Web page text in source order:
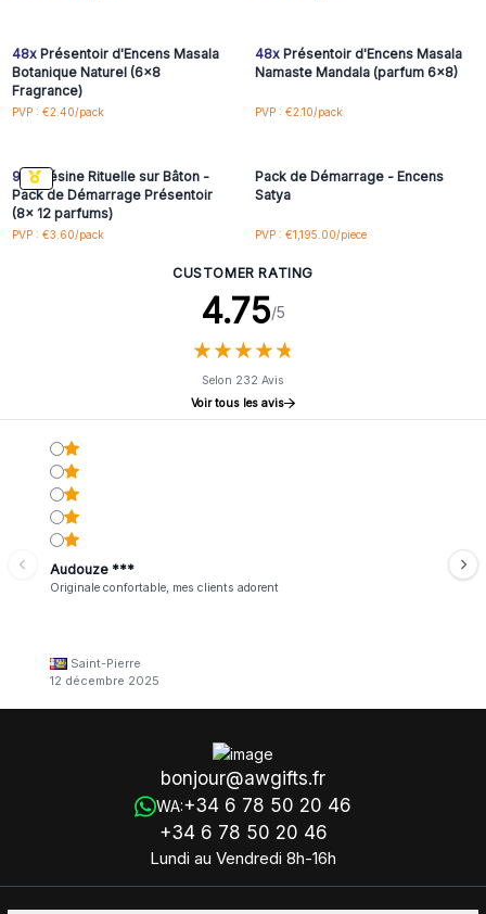
48xPrésentoir d'Encens Masala
Botanique Naturel (6x8
Fragrance)
PVP : €2.40/pack
48xPrésentoir d'Encens Masala
Namaste Mandala (parfum 6x8)
PVP : €2.10/pack
Connectez-vous ou
96xRésine Rituelle sur Bâton -
Pack de Démarrage Présentoir
(8x 12 parfums)
PVP : €3.60/pack
Connectez-vous ou
Pack de Démarrage - Encens
Satya
PVP : €1,195.00/piece
CUSTOMER RATING
4.75/5
★★★★★
★★★★★
Selon 232 Avis
Voir tous les avis
Audouze ***
Originale confortable, mes clients adorent
Saint-Pierre
12 décembre 2025
bonjour@awgifts.fr
WA:+34 6 78 50 20 46
+34 6 78 50 20 46
Lundi au Vendredi 8h-16h